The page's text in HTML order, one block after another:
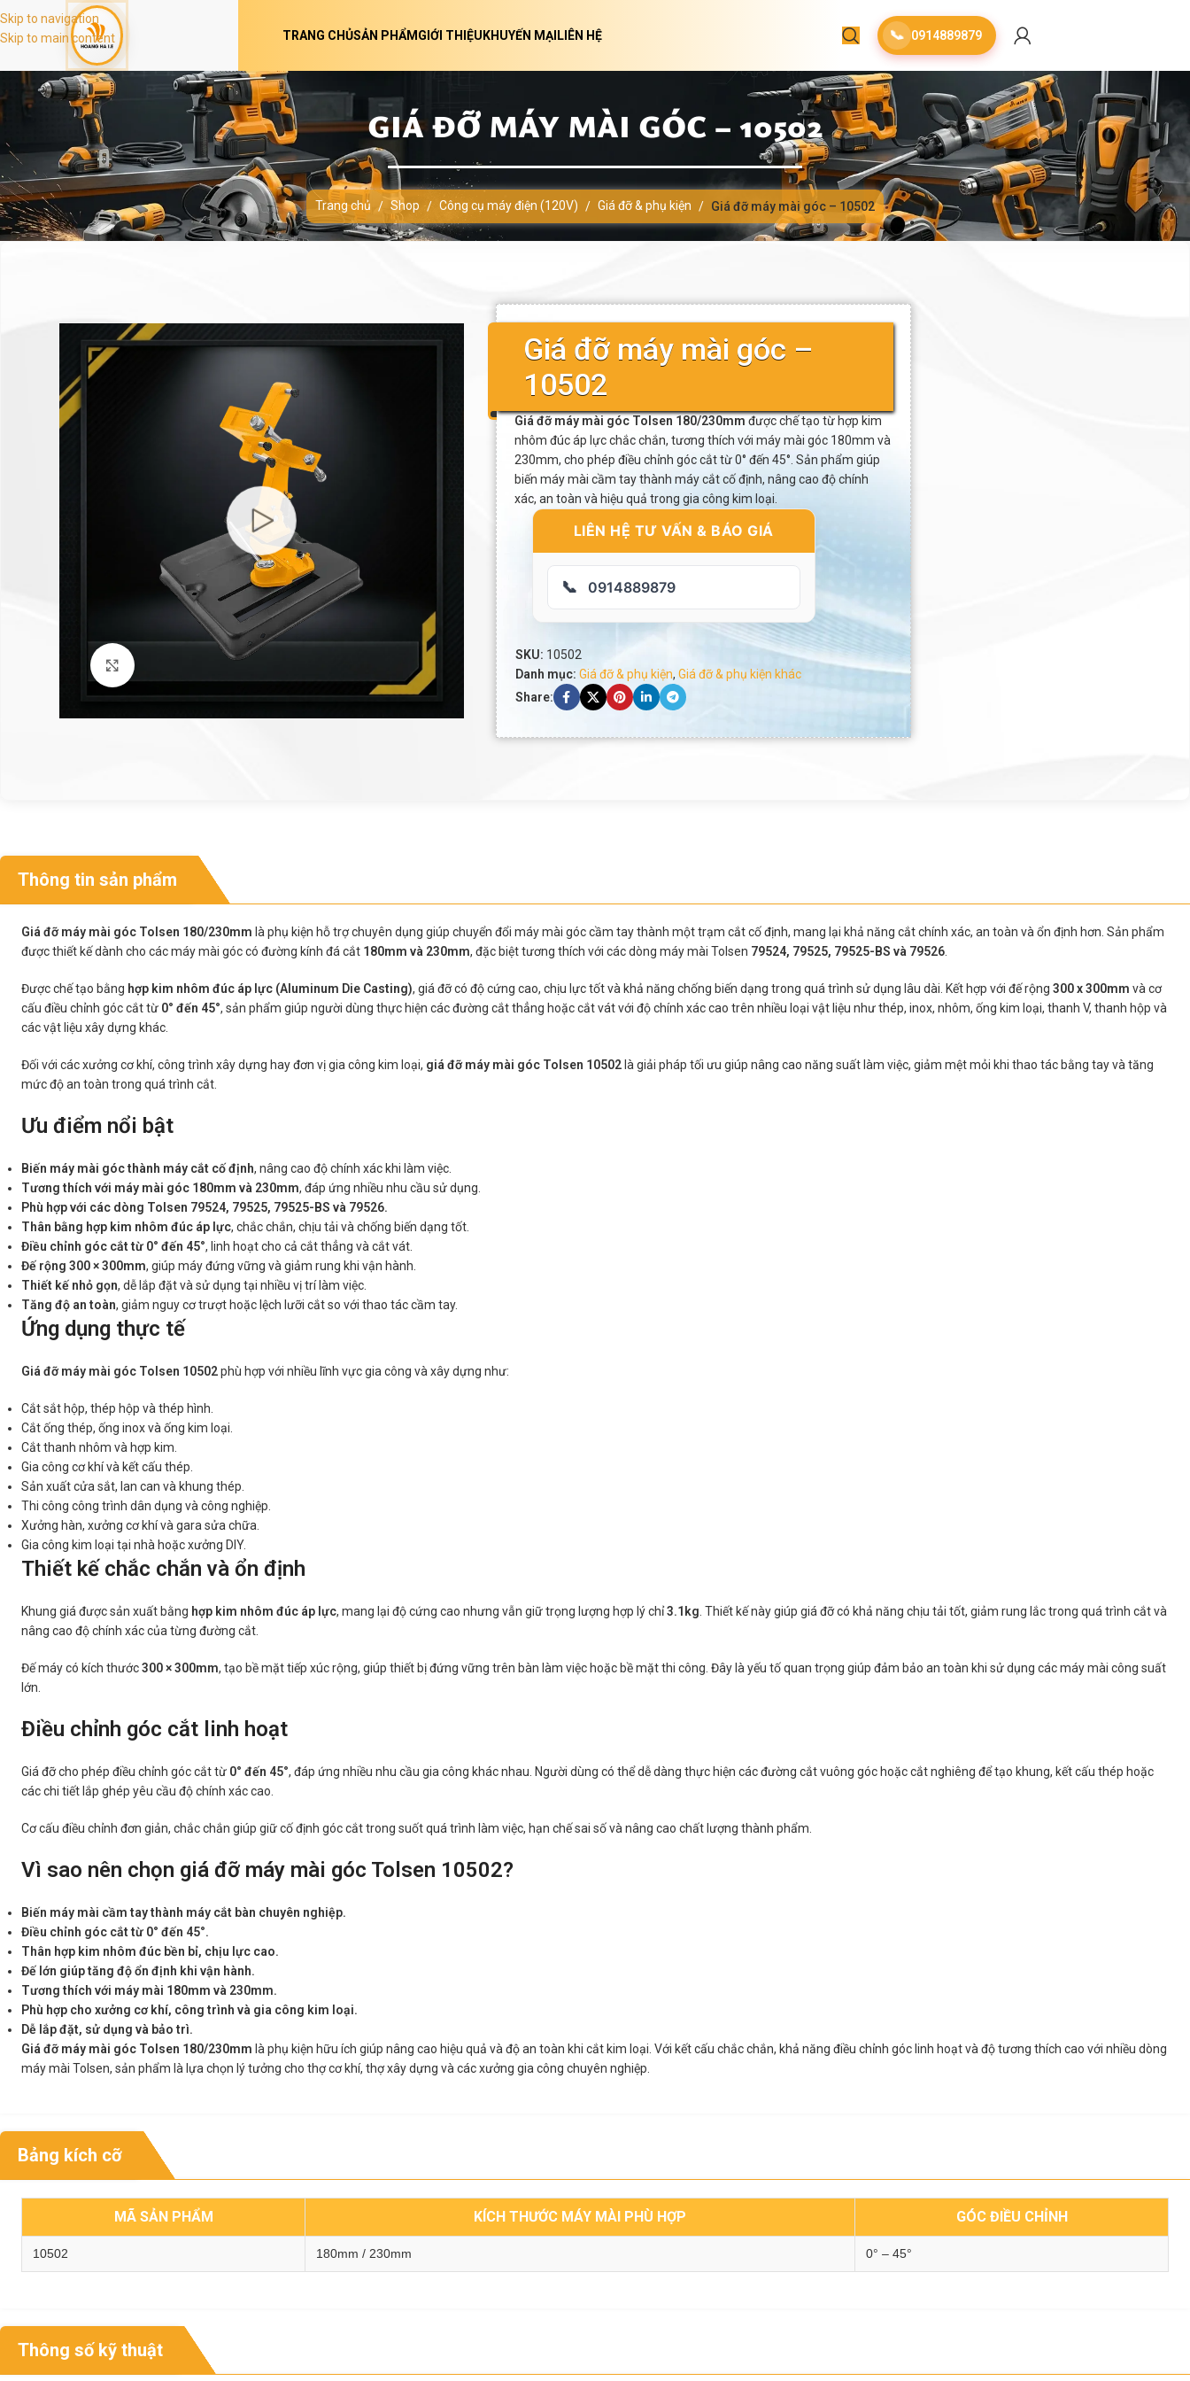
Skip to navigation
Skip to main content
TRANG CHỦSẢN PHẨMGIỚI THIỆUKHUYẾN MẠILIÊN HỆ 📞 0914889879
GIÁ ĐỠ MÁY MÀI GÓC – 10502
Trang chủ / Shop / Công cụ máy điện (120V) / Giá đỡ & phụ kiện / Giá đỡ máy mài góc – 10502
Giá đỡ máy mài góc –
10502
Giá đỡ máy mài góc Tolsen 180/230mm được chế tạo từ hợp kim
nhôm đúc áp lực chắc chắn, tương thích với máy mài góc 180mm và
230mm, cho phép điều chỉnh góc cắt từ 0° đến 45°. Sản phẩm giúp
biến máy mài cầm tay thành máy cắt cố định, nâng cao độ chính
xác, an toàn và hiệu quả trong gia công kim loại.
LIÊN HỆ TƯ VẤN & BÁO GIÁ
📞 0914889879
SKU: 10502
Danh mục: Giá đỡ & phụ kiện, Giá đỡ & phụ kiện khác
Share:
Thông tin sản phẩm
Giá đỡ máy mài góc Tolsen 180/230mm là phụ kiện hỗ trợ chuyên dụng giúp chuyển đổi máy mài góc cầm tay thành một trạm cắt cố định, mang lại khả năng cắt chính xác, an toàn và ổn định hơn. Sản phẩm
được thiết kế dành cho các máy mài góc có đường kính đá cắt 180mm và 230mm, đặc biệt tương thích với các dòng máy mài Tolsen 79524, 79525, 79525-BS và 79526
Được chế tạo bằng hợp kim nhôm đúc áp lực (Aluminum Die Casting), giá đỡ có độ cứng cao, chịu lực tốt và khả năng chống biến dạng trong quá trình sử dụng lâu dài. Kết hợp với đế rộng 300 x 300mm và cơ
cấu điều chỉnh góc cắt từ 0° đến 45°, sản phẩm giúp người dùng thực hiện các đường cắt thẳng hoặc cắt vát với độ chính xác cao trên nhiều loại vật liệu như thép, inox, nhôm, ống kim loại, thanh V, thanh hộp và
các vật liệu xây dựng khác.
Đối với các xưởng cơ khí, công trình xây dựng hay đơn vị gia công kim loại, giá đỡ máy mài góc Tolsen 10502 là giải pháp tối ưu giúp nâng cao năng suất làm việc, giảm mệt mỏi khi thao tác bằng tay và tăng
mức độ an toàn trong quá trình cắt.
Ưu điểm nổi bật
Biến máy mài góc thành máy cắt cố định, nâng cao độ chính xác khi làm việc.
Tương thích với máy mài góc 180mm và 230mm, đáp ứng nhiều nhu cầu sử dụng.
Phù hợp với các dòng Tolsen 79524, 79525, 79525-BS và 79526.
Thân bằng hợp kim nhôm đúc áp lực, chắc chắn, chịu tải và chống biến dạng tốt.
Điều chỉnh góc cắt từ 0° đến 45°, linh hoạt cho cả cắt thẳng và cắt vát.
Đế rộng 300 × 300mm, giúp máy đứng vững và giảm rung khi vận hành.
Thiết kế nhỏ gọn, dễ lắp đặt và sử dụng tại nhiều vị trí làm việc.
Tăng độ an toàn, giảm nguy cơ trượt hoặc lệch lưỡi cắt so với thao tác cầm tay.
Ứng dụng thực tế
Giá đỡ máy mài góc Tolsen 10502phù hợp với nhiều lĩnh vực gia công và xây dựng như:
Cắt sắt hộp, thép hộp và thép hình.
Cắt ống thép, ống inox và ống kim loại.
Cắt thanh nhôm và hợp kim.
Gia công cơ khí và kết cấu thép.
Sản xuất cửa sắt, lan can và khung thép.
Thi công công trình dân dụng và công nghiệp.
Xưởng hàn, xưởng cơ khí và gara sửa chữa.
Gia công kim loại tại nhà hoặc xưởng DIY.
Thiết kế chắc chắn và ổn định
Khung giá được sản xuất bằng hợp kim nhôm đúc áp lực, mang lại độ cứng cao nhưng vẫn giữ trọng lượng hợp lý chỉ3.1kg . Thiết kế này giúp giá đỡ có khả năng chịu tải tốt, giảm rung lắc trong quá trình cắt và
nâng cao độ chính xác của từng đường cắt.
Đế máy có kích thước300 × 300mm, tạo bề mặt tiếp xúc rộng, giúp thiết bị đứng vững trên bàn làm việc hoặc bề mặt thi công. Đây là yếu tố quan trọng giúp đảm bảo an toàn khi sử dụng các máy mài công suất
lớn.
Điều chỉnh góc cắt linh hoạt
Giá đỡ cho phép điều chỉnh góc cắt từ 0° đến 45°, đáp ứng nhiều nhu cầu gia công khác nhau. Người dùng có thể dễ dàng thực hiện các đường cắt vuông góc hoặc cắt nghiêng để tạo khung, kết cấu thép hoặc
các chi tiết lắp ghép yêu cầu độ chính xác cao.
Cơ cấu điều chỉnh đơn giản, chắc chắn giúp giữ cố định góc cắt trong suốt quá trình làm việc, hạn chế sai số và nâng cao chất lượng thành phẩm.
Vì sao nên chọn giá đỡ máy mài góc Tolsen 10502?
Biến máy mài cầm tay thành máy cắt bàn chuyên nghiệp.
Điều chỉnh góc cắt từ 0° đến 45°.
Thân hợp kim nhôm đúc bền bỉ, chịu lực cao.
Đế lớn giúp tăng độ ổn định khi vận hành.
Tương thích với máy mài 180mm và 230mm.
Phù hợp cho xưởng cơ khí, công trình và gia công kim loại.
Dễ lắp đặt, sử dụng và bảo trì.
Giá đỡ máy mài góc Tolsen 180/230mm là phụ kiện hữu ích giúp nâng cao hiệu quả và độ an toàn khi cắt kim loại. Với kết cấu chắc chắn, khả năng điều chỉnh góc linh hoạt và độ tương thích cao với nhiều dòng
máy mài Tolsen, sản phẩm là lựa chọn lý tưởng cho thợ cơ khí, thợ xây dựng và các xưởng gia công chuyên nghiệp.
Bảng kích cỡ
MÃ SẢN PHẨM KÍCH THƯỚC MÁY MÀI PHÙ HỢP GÓC ĐIỀU CHỈNH
10502 180mm / 230mm 0° – 45°
Thông số kỹ thuật